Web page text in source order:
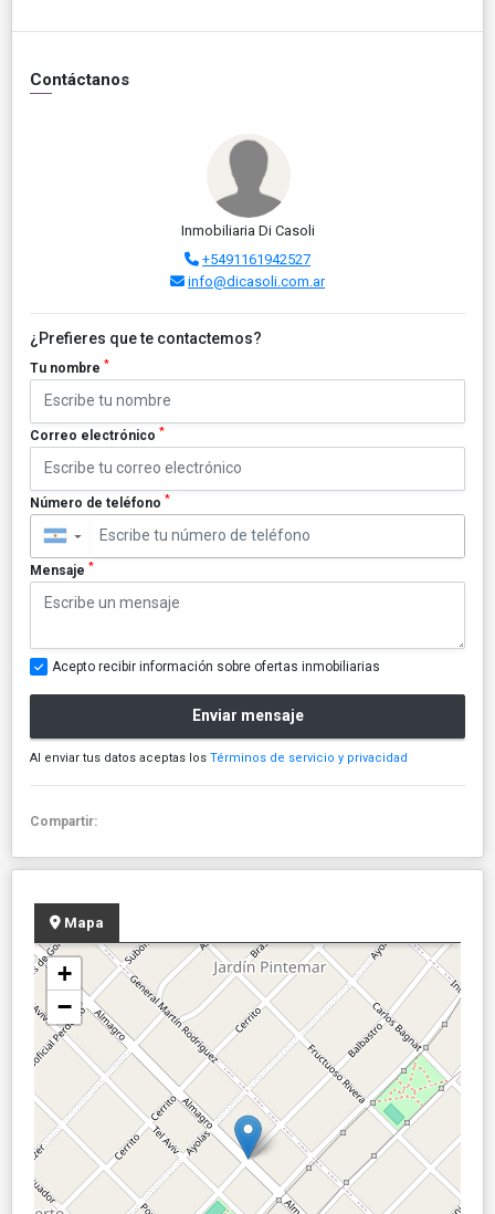
Contáctanos
Inmobiliaria Di Casoli
+5491161942527
info@dicasoli.com.ar
¿Prefieres que te contactemos?
Tu nombre *
Correo electrónico *
Número de teléfono *
▼
Mensaje *
Acepto recibir información sobre ofertas inmobiliarias
Enviar mensaje
Al enviar tus datos aceptas los Términos de servicio y privacidad
Compartir:
Mapa
+
−